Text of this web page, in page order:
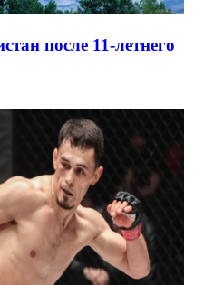
после 11-летнего